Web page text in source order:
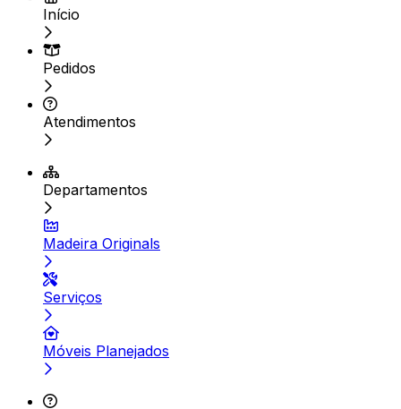
Início
Pedidos
Atendimentos
Departamentos
Madeira Originals
Serviços
Móveis Planejados